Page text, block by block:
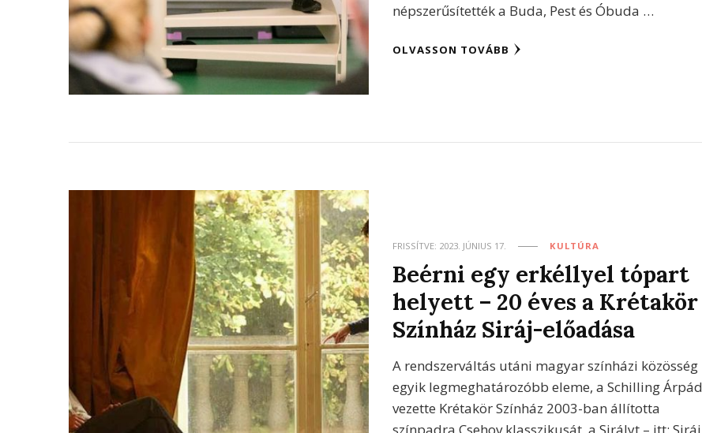
népszerűsítették a Buda, Pest és Óbuda …
OLVASSON TOVÁBB
FRISSÍTVE: 2023. JÚNIUS 17. KULTÚRA
Beérni egy erkéllyel tópart
helyett – 20 éves a Krétakör
Színház Siráj-előadása
A rendszerváltás utáni magyar színházi közösség
egyik legmeghatározóbb eleme, a Schilling Árpád
vezette Krétakör Színház 2003-ban állította
színpadra Csehov klasszikusát, a Sirályt – itt: Siráj.